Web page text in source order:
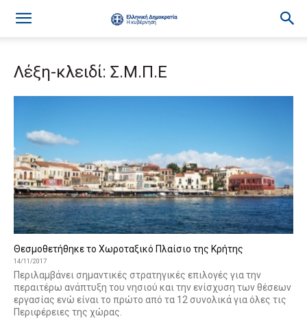
Λέξη-κλειδί: Σ.Μ.Π.Ε
Θεσμοθετήθηκε το Χωροταξικό Πλαίσιο της Κρήτης
14/11/2017
Περιλαμβάνει σημαντικές στρατηγικές επιλογές για την
περαιτέρω ανάπτυξη του νησιού και την ενίσχυση των θέσεων
εργασίας ενώ είναι το πρώτο από τα 12 συνολικά για όλες τις
Περιφέρειες της χώρας.